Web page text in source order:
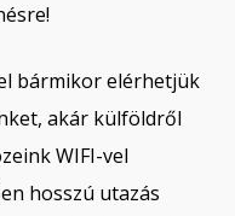
bármikor elérhetjük
akár külföldről
WIFI-vel
hosszú utazás